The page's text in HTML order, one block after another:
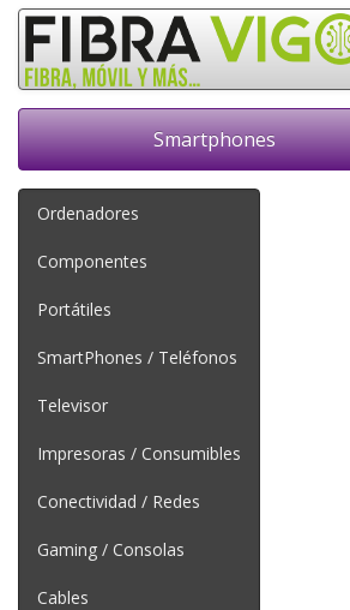
Smartphones
Ordenadores
Componentes
Portátiles
SmartPhones / Teléfonos
Televisor
Impresoras / Consumibles
Conectividad / Redes
Gaming / Consolas
Cables